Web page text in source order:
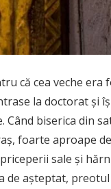
că cea veche era
la doctorat şi
biserica din
foarte aproape
sale şi
de aşteptat,